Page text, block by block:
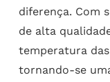
diferença. Com
de alta
temperatura
tornando-se